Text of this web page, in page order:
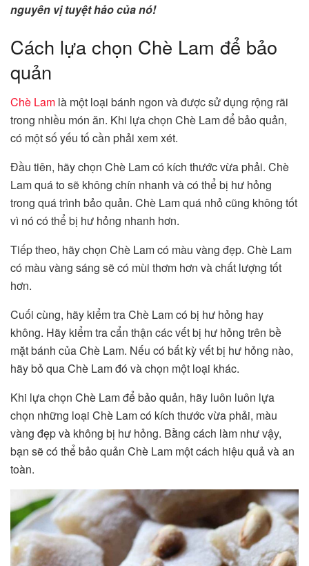
nguyên vị tuyệt hảo của nó!
Cách lựa chọn Chè Lam để bảo
quản
Chè Lam là một loại bánh ngon và được sử dụng rộng rãi
trong nhiều món ăn. Khi lựa chọn Chè Lam để bảo quản,
có một số yếu tố cần phải xem xét.
Đầu tiên, hãy chọn Chè Lam có kích thước vừa phải. Chè
Lam quá to sẽ không chín nhanh và có thể bị hư hỏng
trong quá trình bảo quản. Chè Lam quá nhỏ cũng không tốt
vì nó có thể bị hư hỏng nhanh hơn.
Tiếp theo, hãy chọn Chè Lam có màu vàng đẹp. Chè Lam
có màu vàng sáng sẽ có mùi thơm hơn và chất lượng tốt
hơn.
Cuối cùng, hãy kiểm tra Chè Lam có bị hư hỏng hay
không. Hãy kiểm tra cẩn thận các vết bị hư hỏng trên bề
mặt bánh của Chè Lam. Nếu có bất kỳ vết bị hư hỏng nào,
hãy bỏ qua Chè Lam đó và chọn một loại khác.
Khi lựa chọn Chè Lam để bảo quản, hãy luôn luôn lựa
chọn những loại Chè Lam có kích thước vừa phải, màu
vàng đẹp và không bị hư hỏng. Bằng cách làm như vậy,
bạn sẽ có thể bảo quản Chè Lam một cách hiệu quả và an
toàn.